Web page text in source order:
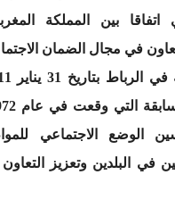
اتفاقا بين المملكة
في مجال الضمان
الوضع الاجتماعي
في البلدين وتعزيز التعاون